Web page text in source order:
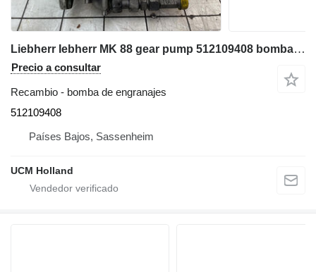
Liebherr Iebherr MK 88 gear pump 512109408 bomba de engranajes para grúa torre
Precio a consultar
Recambio - bomba de engranajes
512109408
Países Bajos, Sassenheim
UCM Holland